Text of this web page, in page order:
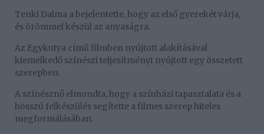
Tenki Dalma a bejelentette, hogy az első gyerekét várja,
és örömmel készül az anyaságra.
Az Egykutya című filmben nyújtott alakításával
kiemelkedő színészi teljesítményt nyújtott egy összetett
szerepben.
A színésznő elmondta, hogy a színházi tapasztalata és a
hosszú felkészülés segítette a filmes szerep hiteles
megformálásában.